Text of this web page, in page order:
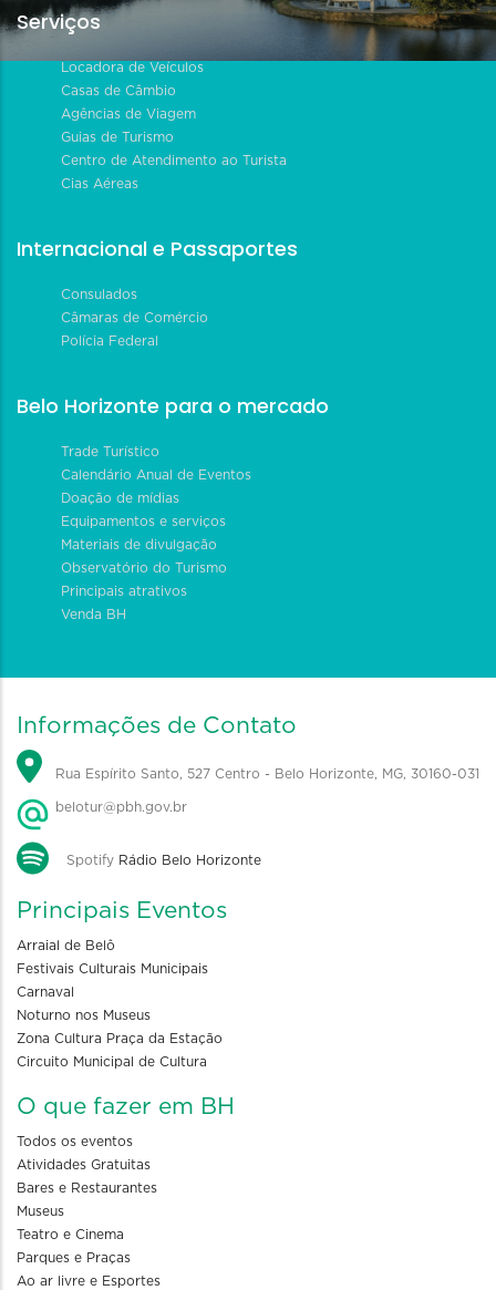
Serviços
Locadora de Veículos
Casas de Câmbio
Agências de Viagem
Guias de Turismo
Centro de Atendimento ao Turista
Cias Aéreas
Internacional e Passaportes
Consulados
Câmaras de Comércio
Polícia Federal
Belo Horizonte para o mercado
Trade Turístico
Calendário Anual de Eventos
Doação de mídias
Equipamentos e serviços
Materiais de divulgação
Observatório do Turismo
Principais atrativos
Venda BH
Informações de Contato
Rua Espírito Santo, 527 Centro - Belo Horizonte, MG, 30160-031
belotur@pbh.gov.br
Spotify Rádio Belo Horizonte
Principais Eventos
Arraial de Belô
Festivais Culturais Municipais
Carnaval
Noturno nos Museus
Zona Cultura Praça da Estação
Circuito Municipal de Cultura
O que fazer em BH
Todos os eventos
Atividades Gratuitas
Bares e Restaurantes
Museus
Teatro e Cinema
Parques e Praças
Ao ar livre e Esportes